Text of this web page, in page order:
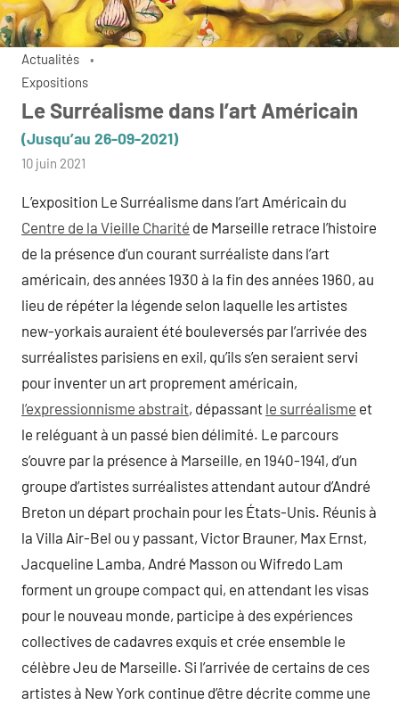
Actualités
Expositions
Le Surréalisme dans l’art Américain
(Jusqu’au 26-09-2021)
par
10 juin 2021
L’exposition Le Surréalisme dans l’art Américain du
Centre de la Vieille Charité de Marseille retrace l’histoire
de la présence d’un courant surréaliste dans l’art
américain, des années 1930 à la fin des années 1960, au
lieu de répéter la légende selon laquelle les artistes
new-yorkais auraient été bouleversés par l’arrivée des
surréalistes parisiens en exil, qu’ils s’en seraient servi
pour inventer un art proprement américain,
l’expressionnisme abstrait, dépassant le surréalisme et
le reléguant à un passé bien délimité. Le parcours
s’ouvre par la présence à Marseille, en 1940-1941, d’un
groupe d’artistes surréalistes attendant autour d’André
Breton un départ prochain pour les États-Unis. Réunis à
la Villa Air-Bel ou y passant, Victor Brauner, Max Ernst,
Jacqueline Lamba, André Masson ou Wifredo Lam
forment un groupe compact qui, en attendant les visas
pour le nouveau monde, participe à des expériences
collectives de cadavres exquis et crée ensemble le
célèbre Jeu de Marseille. Si l’arrivée de certains de ces
artistes à New York continue d’être décrite comme une